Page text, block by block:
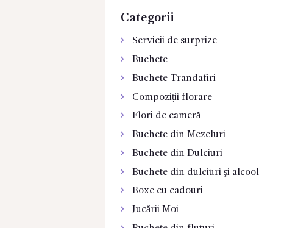
Categorii
Servicii de surprize
Buchete
Buchete Trandafiri
Compoziții florare
Flori de cameră
Buchete din Mezeluri
Buchete din Dulciuri
Buchete din dulciuri şi alcool
Boxe cu cadouri
Jucării Moi